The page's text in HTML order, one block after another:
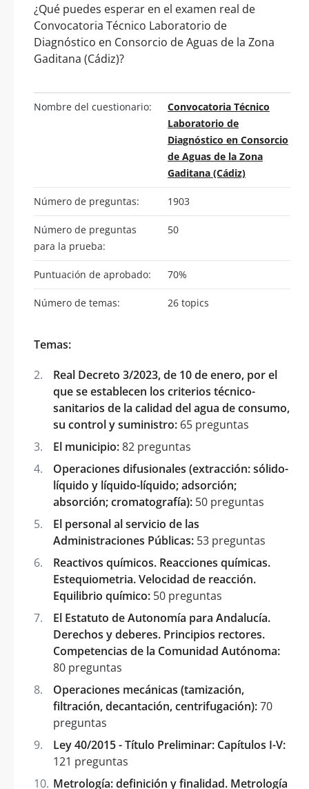
¿Qué puedes esperar en el examen real de
Convocatoria Técnico Laboratorio de
Diagnóstico en Consorcio de Aguas de la Zona
Gaditana (Cádiz)?
Nombre del cuestionario:
Convocatoria Técnico
Laboratorio de
Diagnóstico en Consorcio
de Aguas de la Zona
Gaditana (Cádiz)
Número de preguntas: 1903
Número de preguntas
para la prueba:
50
Puntuación de aprobado: 70%
Número de temas: 26 topics
Temas:
Real Decreto 3/2023, de 10 de enero, por el
que se establecen los criterios técnico-
sanitarios de la calidad del agua de consumo,
su control y suministro: 65 preguntas
El municipio:82 preguntas
Operaciones difusionales (extracción: sólido-
líquido y líquido-líquido; adsorción;
absorción; cromatografía): 50 preguntas
El personal al servicio de las
Administraciones Públicas: 53 preguntas
Reactivos químicos. Reacciones químicas.
Estequiometria. Velocidad de reacción.
Equilibrio químico: 50 preguntas
El Estatuto de Autonomía para Andalucía.
Derechos y deberes. Principios rectores.
Competencias de la Comunidad Autónoma:
80 preguntas
Operaciones mecánicas (tamización,
filtración, decantación, centrifugación):70
preguntas
Ley 40/2015 - Título Preliminar: Capítulos I-V:
121 preguntas
Metrología: definición y finalidad. Metrología